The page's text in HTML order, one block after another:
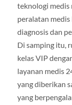
teknologi medis
peralatan
diagnosis dan
Di samping itu,
kelas VIP
layanan medis
yang diberikan
yang